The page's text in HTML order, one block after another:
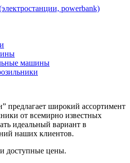
powerbank)
машины
предлагает широкий ассортимент
от всемирно известных
идеальный вариант в
наших клиентов.
доступные цены.